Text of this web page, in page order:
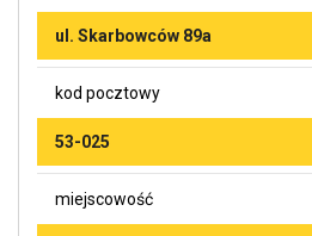
ul. Skarbowców 89a
kod pocztowy
53-025
miejscowość